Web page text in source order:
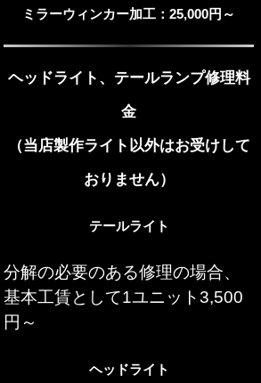
ミラーウィンカー加工：25,000円～
ヘッドライト、テールランプ修理料
金
（当店製作ライト以外はお受けして
おりません）
テールライト
分解の必要のある修理の場合、
基本工賃として1ユニット3,500
円～
ヘッドライト